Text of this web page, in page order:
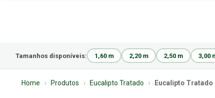
Tamanhos disponíveis: 1,60 m 2,20 m 2,50 m 3,00
Home › Produtos › Eucalipto Tratado › Eucalipto Tratado